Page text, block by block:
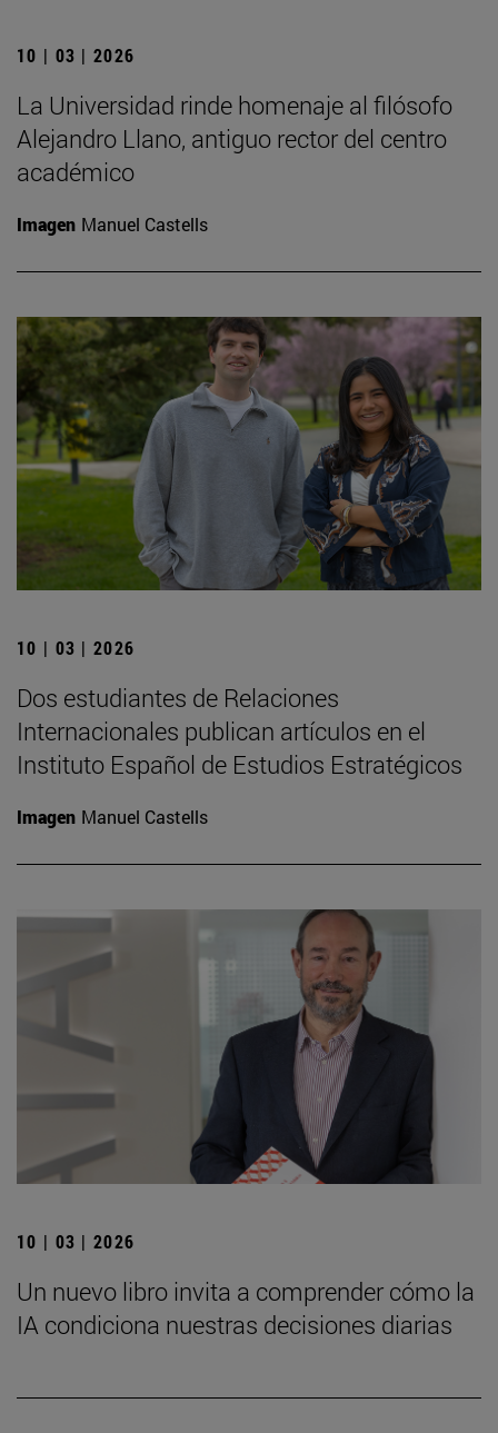
10 | 03 | 2026
La Universidad rinde homenaje al filósofo
Alejandro Llano, antiguo rector del centro
académico
Imagen Manuel Castells
10 | 03 | 2026
Dos estudiantes de Relaciones
Internacionales publican artículos en el
Instituto Español de Estudios Estratégicos
Imagen Manuel Castells
10 | 03 | 2026
Un nuevo libro invita a comprender cómo la
IA condiciona nuestras decisiones diarias